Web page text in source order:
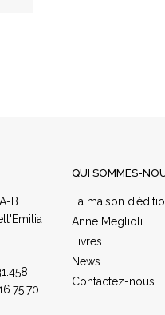
B
QUI SOMMES-
La maison
Anne Meglioli
Livres
News
Contactez-nous